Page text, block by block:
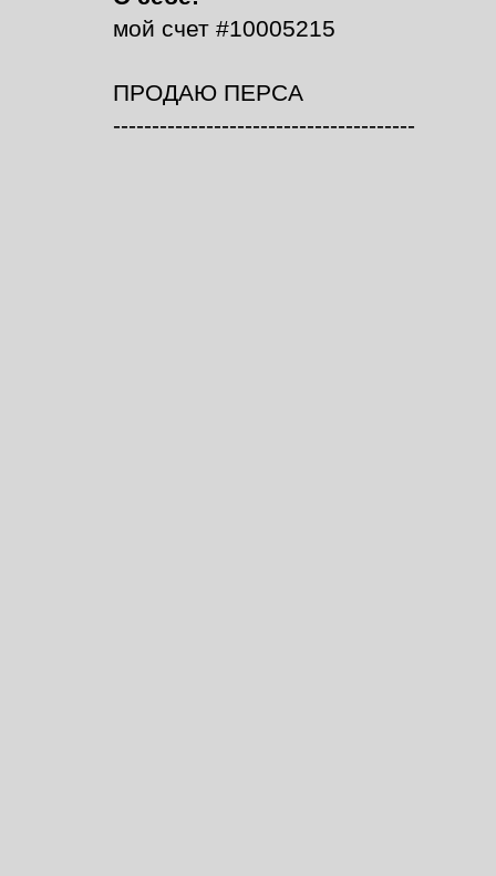
мой счет #10005215
ПРОДАЮ ПЕРСА
---------------------------------------